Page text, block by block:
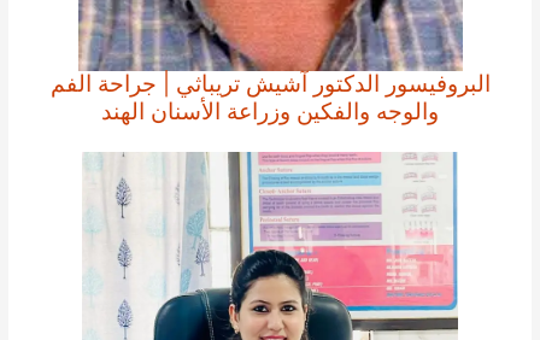
البروفيسور الدكتور آشيش تريباثي | جراحة الفم
والوجه والفكين وزراعة الأسنان الهند